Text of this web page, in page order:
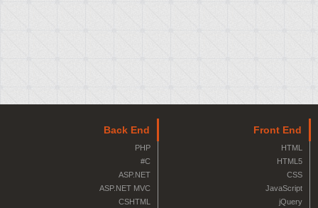
Front End
HTML
HTML5
CSS
JavaScript
jQuery
Back End
PHP
C#
ASP.NET
ASP.NET MVC
CSHTML